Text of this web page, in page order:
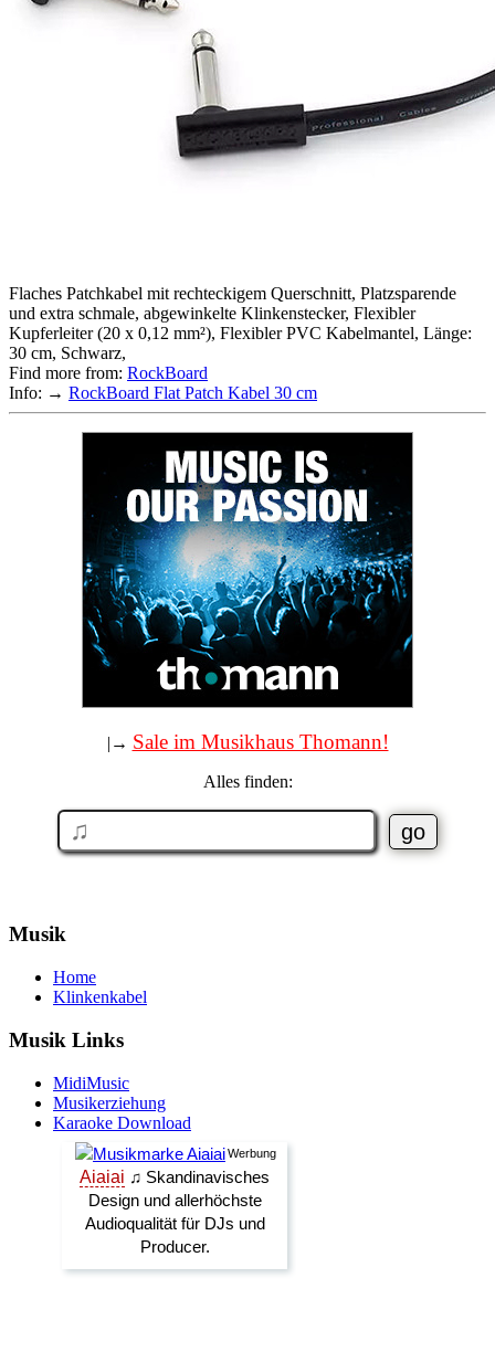
Flaches Patchkabel mit rechteckigem Querschnitt, Platzsparende
und extra schmale, abgewinkelte Klinkenstecker, Flexibler
Kupferleiter (20 x 0,12 mm²), Flexibler PVC Kabelmantel, Länge:
30 cm, Schwarz,
Find more from: RockBoard
Info: → RockBoard Flat Patch Kabel 30 cm
|→ Sale im Musikhaus Thomann!
Alles finden:
Musik
Home
Klinkenkabel
Musik Links
MidiMusic
Musikerziehung
Karaoke Download